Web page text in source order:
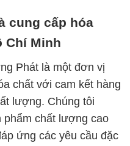
cung cấp hóa
Chí Minh
Phát là một đơn vị
chất với cam kết hàng
lượng. Chúng tôi
phẩm chất lượng cao
ứng các yêu cầu đặc